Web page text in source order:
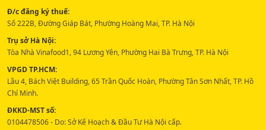
Đ/c đăng ký thuế:
Số 222B, Đường Giáp Bát, Phường Hoàng Mai, TP. Hà Nội
Trụ sở Hà Nội:
Tòa Nhà Vinafood1, 94 Lương Yên, Phường Hai Bà Trưng, TP. Hà Nội
VPGD TP.HCM:
Lầu 4, Bách Việt Building, 65 Trần Quốc Hoàn, Phường Tân Sơn Nhất, TP. Hồ
Chí Minh.
ĐKKD-MST số:
0104478506 - Do: Sở Kế Hoạch & Đầu Tư Hà Nội cấp.